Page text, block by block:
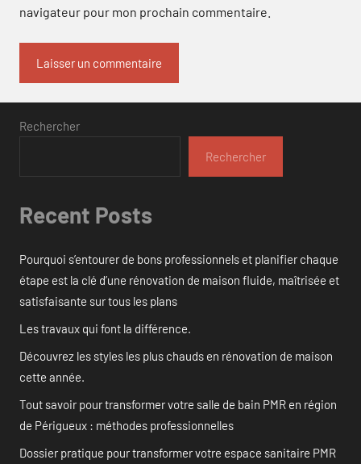
navigateur pour mon prochain commentaire.
Rechercher
Rechercher
Recent Posts
Pourquoi s’entourer de bons professionnels et planifier chaque
étape est la clé d’une rénovation de maison fluide, maîtrisée et
satisfaisante sur tous les plans
Les travaux qui font la différence.
Découvrez les styles les plus chauds en rénovation de maison
cette année.
Tout savoir pour transformer votre salle de bain PMR en région
de Périgueux : méthodes professionnelles
Dossier pratique pour transformer votre espace sanitaire PMR